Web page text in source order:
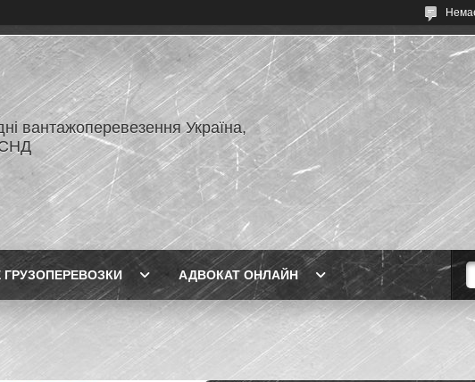
вантажоперевезення Україна,
АДВОКАТ ОНЛАЙН